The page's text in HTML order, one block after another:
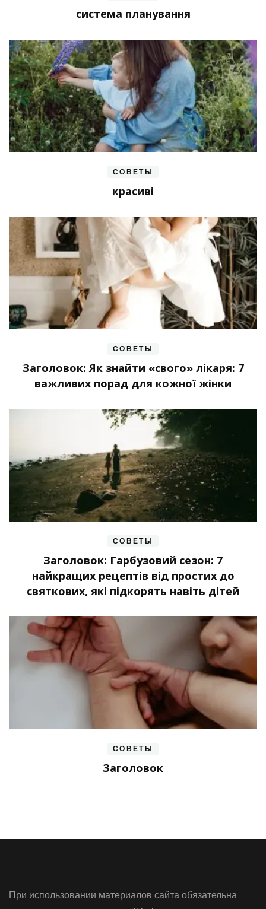
система планування
СОВЕТЫ
красиві
СОВЕТЫ
Заголовок: Як знайти «свого» лікаря: 7
важливих порад для кожної жінки
СОВЕТЫ
Заголовок: Гарбузовий сезон: 7
найкращих рецептів від простих до
святкових, які підкорять навіть дітей
СОВЕТЫ
Заголовок
При использовании материалов сайта обязательна